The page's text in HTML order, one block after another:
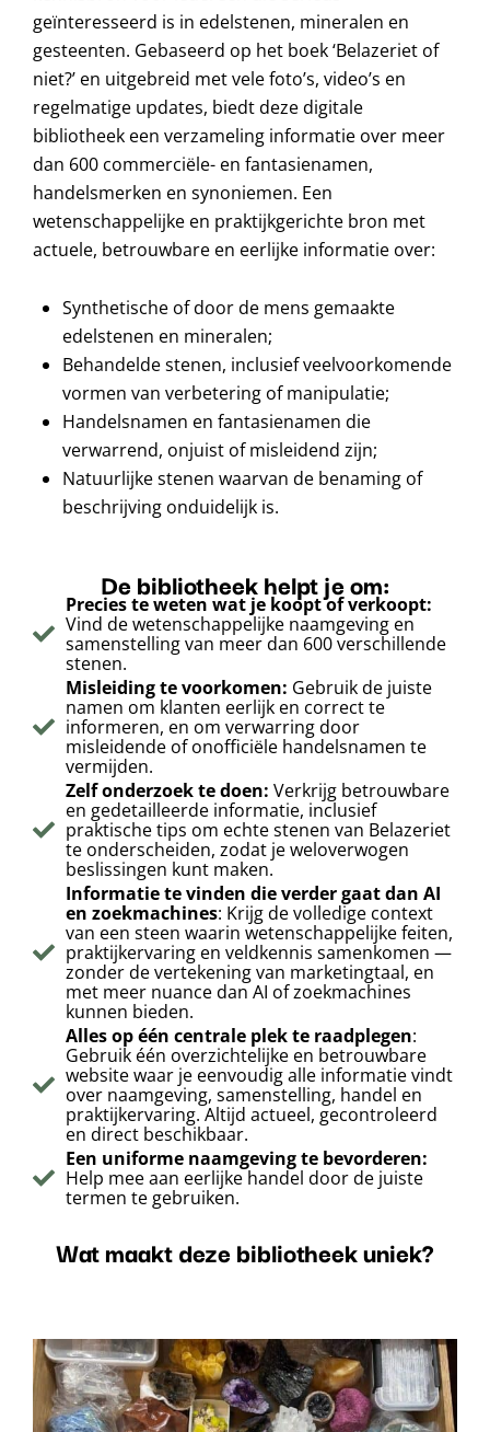
geïnteresseerd is in edelstenen, mineralen en
gesteenten. Gebaseerd op het boek ‘Belazeriet of
niet?’ en uitgebreid met vele foto’s, video’s en
regelmatige updates, biedt deze digitale
bibliotheek een verzameling informatie over meer
dan 600 commerciële- en fantasienamen,
handelsmerken en synoniemen. Een
wetenschappelijke en praktijkgerichte bron met
actuele, betrouwbare en eerlijke informatie over:
Synthetische of door de mens gemaakte
edelstenen en mineralen;
Behandelde stenen, inclusief veelvoorkomende
vormen van verbetering of manipulatie;
Handelsnamen en fantasienamen die
verwarrend, onjuist of misleidend zijn;
Natuurlijke stenen waarvan de benaming of
beschrijving onduidelijk is.
De bibliotheek helpt je om:
Precies te weten wat je koopt of verkoopt:
Vind de wetenschappelijke naamgeving en
samenstelling van meer dan 600 verschillende
stenen.
Misleiding te voorkomen: Gebruik de juiste
namen om klanten eerlijk en correct te
informeren, en om verwarring door
misleidende of onofficiële handelsnamen te
vermijden.
Zelf onderzoek te doen: Verkrijg betrouwbare
en gedetailleerde informatie, inclusief
praktische tips om echte stenen van Belazeriet
te onderscheiden, zodat je weloverwogen
beslissingen kunt maken.
Informatie te vinden die verder gaat dan AI
en zoekmachines: Krijg de volledige context
van een steen waarin wetenschappelijke feiten,
praktijkervaring en veldkennis samenkomen —
zonder de vertekening van marketingtaal, en
met meer nuance dan AI of zoekmachines
kunnen bieden.
Alles op één centrale plek te raadplegen:
Gebruik één overzichtelijke en betrouwbare
website waar je eenvoudig alle informatie vindt
over naamgeving, samenstelling, handel en
praktijkervaring. Altijd actueel, gecontroleerd
en direct beschikbaar.
Een uniforme naamgeving te bevorderen:
Help mee aan eerlijke handel door de juiste
termen te gebruiken.
Wat maakt deze bibliotheek uniek?